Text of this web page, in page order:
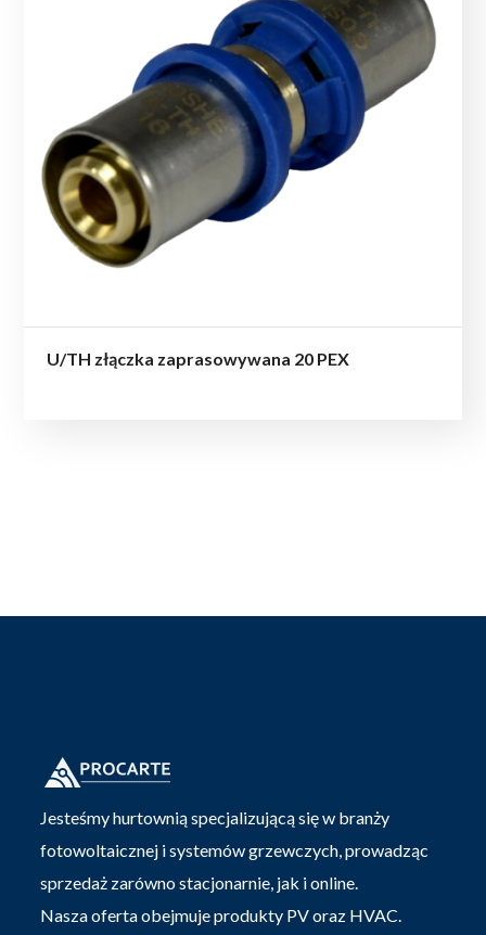
U/TH złączka zaprasowywana 20 PEX
Jesteśmy hurtownią specjalizującą się w branży
fotowoltaicznej i systemów grzewczych, prowadząc
sprzedaż zarówno stacjonarnie, jak i online.
Nasza oferta obejmuje produkty PV oraz HVAC.